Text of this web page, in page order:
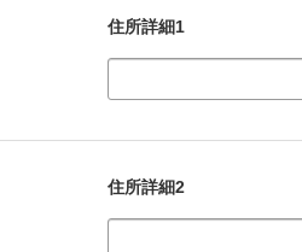
住所詳細1
住所詳細2